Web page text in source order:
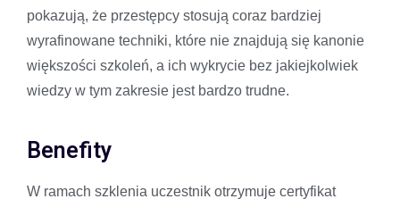
pokazują, że przestępcy stosują coraz bardziej
wyrafinowane techniki, które nie znajdują się kanonie
większości szkoleń, a ich wykrycie bez jakiejkolwiek
wiedzy w tym zakresie jest bardzo trudne.
Benefity
W ramach szklenia uczestnik otrzymuje certyfikat